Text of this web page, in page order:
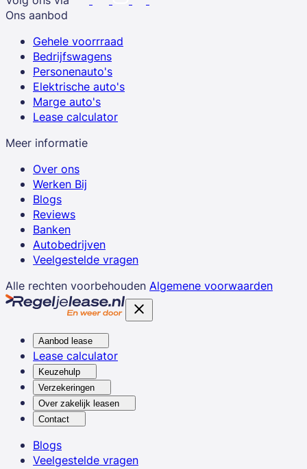
Ons aanbod
Gehele voorrraad
Bedrijfswagens
Personenauto's
Elektrische auto's
Marge auto's
Lease calculator
Meer informatie
Over ons
Werken Bij
Blogs
Reviews
Banken
Autobedrijven
Veelgestelde vragen
Alle rechten voorbehouden Algemene voorwaarden
Aanbod lease
Lease calculator
Keuzehulp
Verzekeringen
Over zakelijk leasen
Contact
Blogs
Veelgestelde vragen